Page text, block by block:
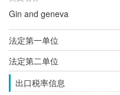
Gin and geneva
法定第一单位
法定第二单位
出口税率信息